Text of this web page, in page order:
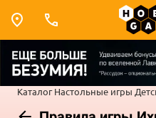
Каталог Настольные игры